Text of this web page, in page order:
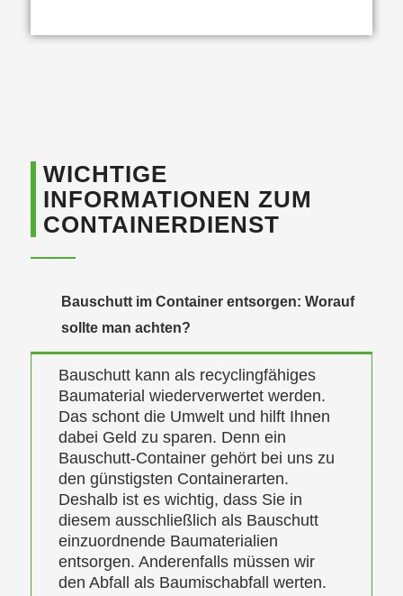
WICHTIGE
INFORMATIONEN ZUM
CONTAINERDIENST
Bauschutt im Container entsorgen: Worauf
sollte man achten?
Bauschutt kann als recyclingfähiges
Baumaterial wiederverwertet werden.
Das schont die Umwelt und hilft Ihnen
dabei Geld zu sparen. Denn ein
Bauschutt-Container gehört bei uns zu
den günstigsten Containerarten.
Deshalb ist es wichtig, dass Sie in
diesem ausschließlich als Bauschutt
einzuordnende Baumaterialien
entsorgen. Anderenfalls müssen wir
den Abfall als Baumischabfall werten.